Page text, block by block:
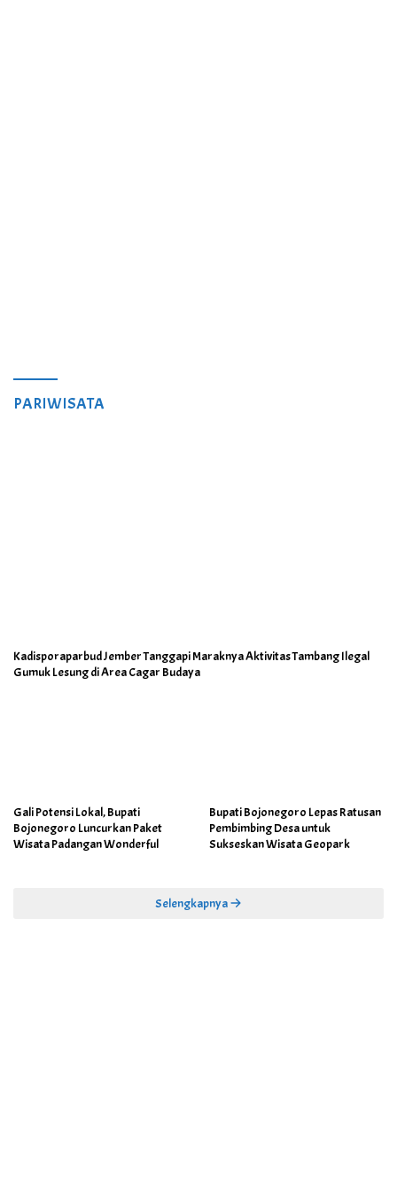
PARIWISATA
Kadisporaparbud Jember Tanggapi Maraknya Aktivitas Tambang Ilegal
Gumuk Lesung di Area Cagar Budaya
Gali Potensi Lokal, Bupati
Bojonegoro Luncurkan Paket
Wisata Padangan Wonderful
Bupati Bojonegoro Lepas Ratusan
Pembimbing Desa untuk
Sukseskan Wisata Geopark
Selengkapnya